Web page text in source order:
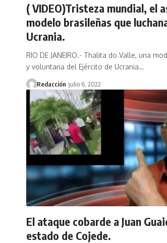
( VIDEO)Tristeza mundial, el
modelo brasileñas que
Ucrania.
RIO DE JANEIRO.- Thalita do Valle, una
y voluntaria del Ejército de Ucrania…
Redacción julio 6, 2022
El ataque cobarde a Juan
estado de Cojede.